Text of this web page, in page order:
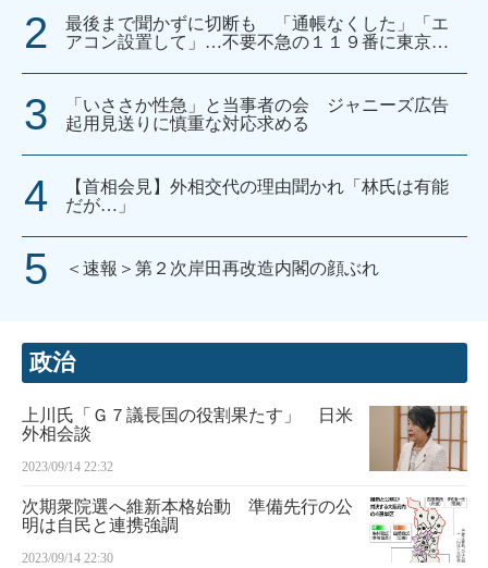
最後まで聞かずに切断も 「通帳なくした」「エ
アコン設置して」…不要不急の１１９番に東京消
「いささか性急」と当事者の会 ジャニーズ広告
起用見送りに慎重な対応求める
【首相会見】外相交代の理由聞かれ「林氏は有能
だが…」
＜速報＞第２次岸田再改造内閣の顔ぶれ
政治
上川氏「Ｇ７議長国の役割果たす」 日米
外相会談
2023/09/14 22:32
次期衆院選へ維新本格始動 準備先行の公
明は自民と連携強調
2023/09/14 22:30